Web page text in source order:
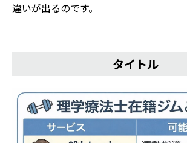
違いが出るのです。
タイトル